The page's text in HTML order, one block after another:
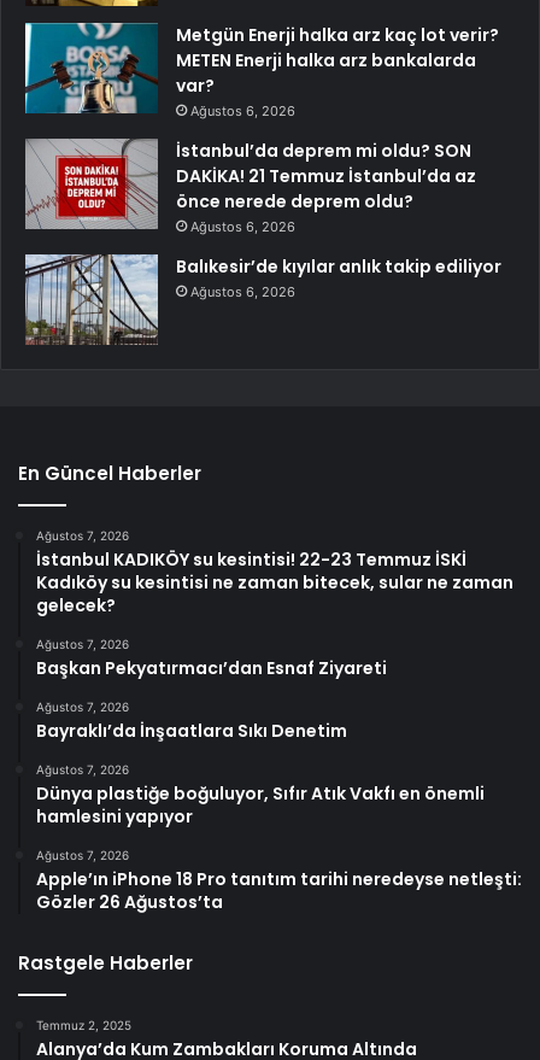
Metgün Enerji halka arz kaç lot verir?
METEN Enerji halka arz bankalarda
var?
Ağustos 6, 2026
İstanbul’da deprem mi oldu? SON
DAKİKA! 21 Temmuz İstanbul’da az
önce nerede deprem oldu?
Ağustos 6, 2026
Balıkesir’de kıyılar anlık takip ediliyor
Ağustos 6, 2026
En Güncel Haberler
Ağustos 7, 2026
İstanbul KADIKÖY su kesintisi! 22-23 Temmuz İSKİ
Kadıköy su kesintisi ne zaman bitecek, sular ne zaman
gelecek?
Ağustos 7, 2026
Başkan Pekyatırmacı’dan Esnaf Ziyareti
Ağustos 7, 2026
Bayraklı’da İnşaatlara Sıkı Denetim
Ağustos 7, 2026
Dünya plastiğe boğuluyor, Sıfır Atık Vakfı en önemli
hamlesini yapıyor
Ağustos 7, 2026
Apple’ın iPhone 18 Pro tanıtım tarihi neredeyse netleşti:
Gözler 26 Ağustos’ta
Rastgele Haberler
Temmuz 2, 2025
Alanya’da Kum Zambakları Koruma Altında